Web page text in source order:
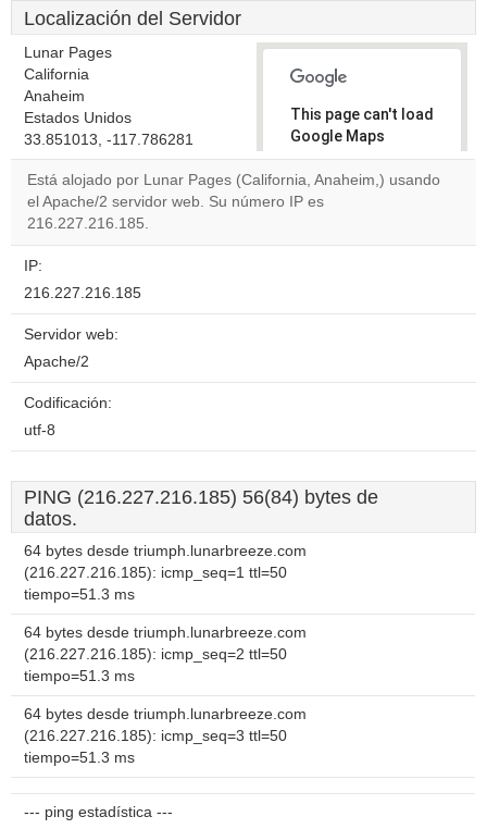
Localización del Servidor
Lunar Pages
California
Anaheim
Estados Unidos
33.851013, -117.786281
This page can't load
Google Maps
correctly.
Do you
Está alojado por Lunar Pages (California, Anaheim,) usando
el Apache/2 servidor web. Su número IP es
216.227.216.185.
IP:
216.227.216.185
Servidor web:
Apache/2
Codificación:
utf-8
PING (216.227.216.185) 56(84) bytes de
datos.
64 bytes desde triumph.lunarbreeze.com
(216.227.216.185): icmp_seq=1 ttl=50
tiempo=51.3 ms
64 bytes desde triumph.lunarbreeze.com
(216.227.216.185): icmp_seq=2 ttl=50
tiempo=51.3 ms
64 bytes desde triumph.lunarbreeze.com
(216.227.216.185): icmp_seq=3 ttl=50
tiempo=51.3 ms
--- ping estadística ---